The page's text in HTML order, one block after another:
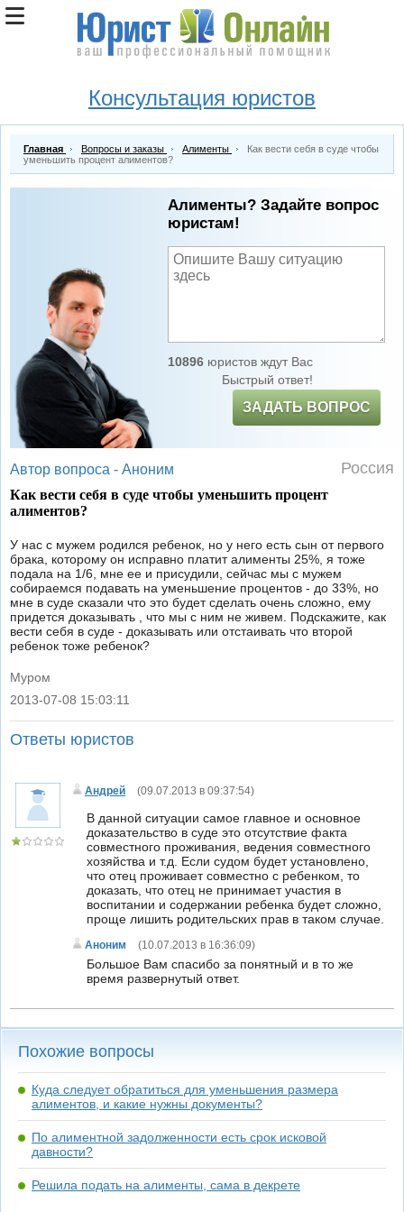
Консультация юристов
Главная Вопросы и заказы Алименты
Как вести себя в суде чтобы
уменьшить процент алиментов?
Алименты? Задайте вопрос
юристам!
10896юристов ждут Вас
Быстрый ответ!
ЗАДАТЬ ВОПРОС
Автор вопроса - Аноним Россия
Как вести себя в суде чтобы уменьшить процент
алиментов?
У нас с мужем родился ребенок, но у него есть сын от первого
брака, которому он исправно платит алименты 25%, я тоже
подала на 1/6, мне ее и присудили, сейчас мы с мужем
собираемся подавать на уменьшение процентов - до 33%, но
мне в суде сказали что это будет сделать очень сложно, ему
придется доказывать , что мы с ним не живем. Подскажите, как
вести себя в суде - доказывать или отстаивать что второй
ребенок тоже ребенок?
Муром
|
2013-07-08 15:03:11
Ответы юристов
Андрей (09.07.2013 в 09:37:54)
В данной ситуации самое главное и основное
доказательство в суде это отсутствие факта
совместного проживания, ведения совместного
хозяйства и т.д. Если судом будет установлено,
что отец проживает совместно с ребенком, то
доказать, что отец не принимает участия в
воспитании и содержании ребенка будет сложно,
проще лишить родительских прав в таком случае.
Аноним (10.07.2013 в 16:36:09)
Большое Вам спасибо за понятный и в то же
время развернутый ответ.
Похожие вопросы
Куда следует обратиться для уменьшения размера
алиментов, и какие нужны документы?
По алиментной задолженности есть срок исковой
давности?
Решила подать на алименты, сама в декрете